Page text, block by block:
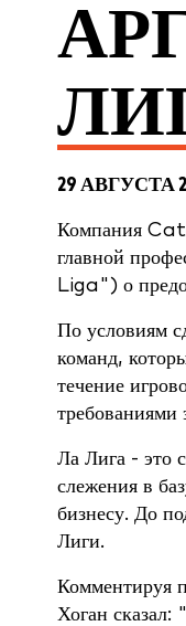
29 АВГУСТА
Компания
главной
Liga") о
По условиям
команд,
течение
требованиями
Ла Лига - это
слежения в
бизнесу. До
Лиги.
Комментируя
Хоган сказал: